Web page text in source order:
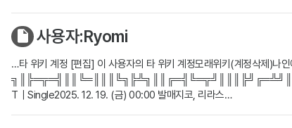
사용자:Ryomi
…타 위키 계정 [편집] 이 사용자의 타 위키 계정모래위키(계정
T｜Single2025. 12. 19. (금) 00:00 발매지코, 리라스…